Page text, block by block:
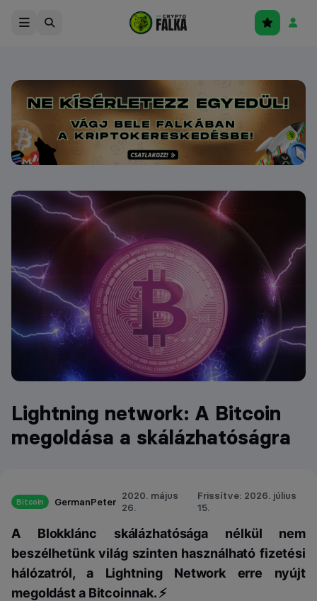
Lightning network: A Bitcoin
megoldása a skálázhatóságra
Bitcoin GermanPeter 2020. május
26.
Frissítve: 2026. július
15.
A Blokklánc skálázhatósága nélkül nem
beszélhetünk világ szinten használható fizetési
hálózatról, a Lightning Network erre nyújt
megoldást a Bitcoinnak. ⚡️